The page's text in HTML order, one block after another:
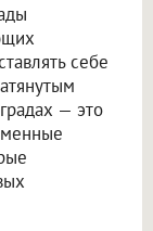
себе
— это